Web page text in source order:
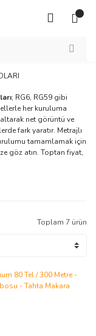
; RG6, RG59 gibi
her kuruluma
net görüntü ve
fark yaratır. Metrajlı
tamamlamak için
göz atın. Toptan fiyat,
Toplam 7 ürün